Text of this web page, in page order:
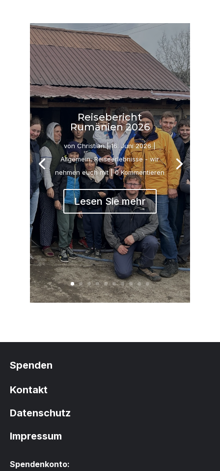
Reisebericht
Rumänien 2026
vonChristian|16. Juni 2026|
Allgemein,Reiseerlebnisse - wir
nehmen euch mit| 0 Kommentieren
Lesen Sie mehr
Spenden
Kontakt
Datenschutz
Impressum
Spendenkonto: